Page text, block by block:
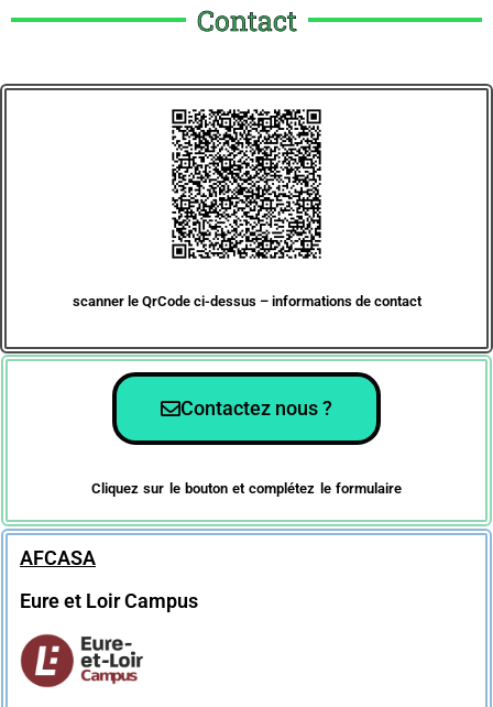
Contact
scanner le QrCode ci-dessus – informations de contact
Contactez nous ?
Cliquez sur le bouton et complétez le formulaire
AFCASA
Eure et Loir Campus